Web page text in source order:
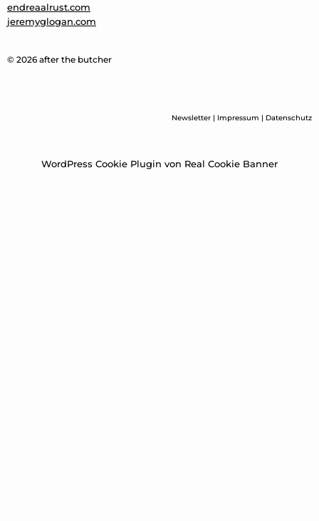
endreaalrust.com
jeremyglogan.com
© 2026 after the butcher
Newsletter | Impressum | Datenschutz
WordPress Cookie Plugin von Real Cookie Banner